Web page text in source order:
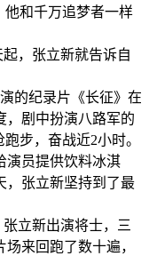
他和千万追梦者一样
，张立新就告诉自
的纪录片《长征》在
，剧中扮演八路军的
步，奋战近2小时。
演员提供饮料冰淇
，张立新坚持到了最
立新出演将士，三
来回跑了数十遍，